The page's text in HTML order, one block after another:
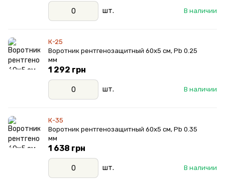
В наличии
шт.
К-25
Воротник рентгенозащитный 60х5 см, Pb 0.25
мм
В наличии
1 292 грн
шт.
К-35
Воротник рентгенозащитный 60х5 см, Pb 0.35
мм
В наличии
1 638 грн
шт.